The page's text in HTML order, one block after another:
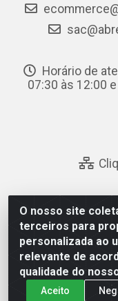
O nosso site
terceiros para
personalizada ao
relevante de
qualidade do
Aceito
Horário de
07:30 às 12:00
Abreu & Silva - Rua
Olho D'Água